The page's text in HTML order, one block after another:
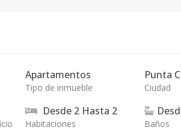
Apartamentos
Tipo de inmueble
Punta
Ciudad
Desde 2 Hasta 2
Habitaciones Baños